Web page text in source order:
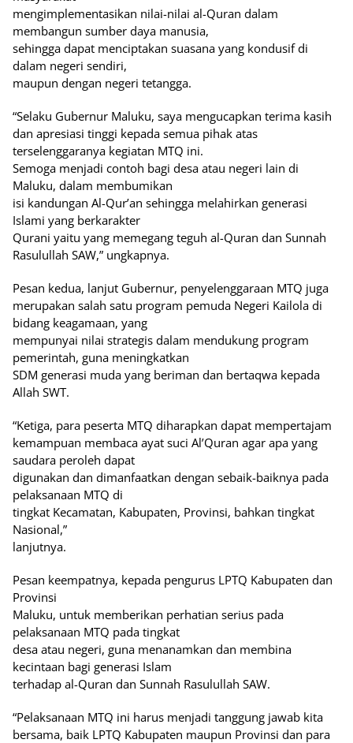
mengimplementasikan nilai-nilai al-Quran dalam
membangun sumber daya manusia,
sehingga dapat menciptakan suasana yang kondusif di
dalam negeri sendiri,
maupun dengan negeri tetangga.
“Selaku Gubernur Maluku, saya mengucapkan terima kasih
dan apresiasi tinggi kepada semua pihak atas
terselenggaranya kegiatan MTQ ini.
Semoga menjadi contoh bagi desa atau negeri lain di
Maluku, dalam membumikan
isi kandungan Al-Qur’an sehingga melahirkan generasi
Islami yang berkarakter
Qurani yaitu yang memegang teguh al-Quran dan Sunnah
Rasulullah SAW,” ungkapnya.
Pesan kedua, lanjut Gubernur, penyelenggaraan MTQ juga
merupakan salah satu program pemuda Negeri Kailola di
bidang keagamaan, yang
mempunyai nilai strategis dalam mendukung program
pemerintah, guna meningkatkan
SDM generasi muda yang beriman dan bertaqwa kepada
Allah SWT.
“Ketiga, para peserta MTQ diharapkan dapat mempertajam
kemampuan membaca ayat suci Al’Quran agar apa yang
saudara peroleh dapat
digunakan dan dimanfaatkan dengan sebaik-baiknya pada
pelaksanaan MTQ di
tingkat Kecamatan, Kabupaten, Provinsi, bahkan tingkat
Nasional,”
lanjutnya.
Pesan keempatnya, kepada pengurus LPTQ Kabupaten dan
Provinsi
Maluku, untuk memberikan perhatian serius pada
pelaksanaan MTQ pada tingkat
desa atau negeri, guna menanamkan dan membina
kecintaan bagi generasi Islam
terhadap al-Quran dan Sunnah Rasulullah SAW.
“Pelaksanaan MTQ ini harus menjadi tanggung jawab kita
bersama, baik LPTQ Kabupaten maupun Provinsi dan para